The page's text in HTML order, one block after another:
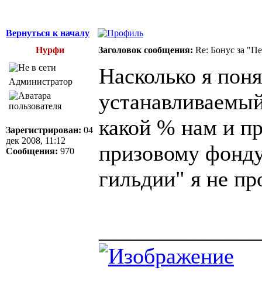
Вернуться к началу
Нурфи
Заголовок сообщения: Re: Бонус за
Администратор
Зарегистрирован: 04
дек 2008, 11:12
Сообщения: 970
Насколько я
какой % нам и
призовому
гильдии" я не